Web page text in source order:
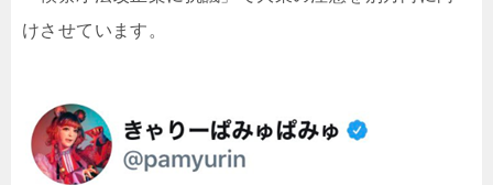
けさせています。